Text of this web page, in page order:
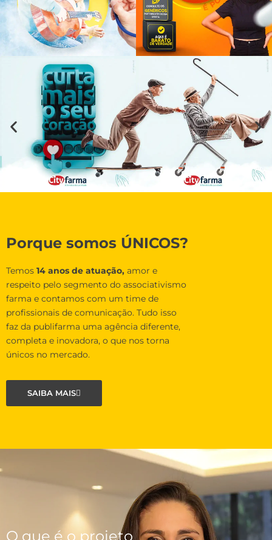
Porque somos ÚNICOS?
Temos 14 anos de atuação, amor e
respeito pelo segmento do associativismo
farma e contamos com um time de
profissionais de comunicação. Tudo isso
faz da publifarma uma agência diferente,
completa e inovadora, o que nos torna
únicos no mercado.
SAIBA MAIS
O que é o projeto